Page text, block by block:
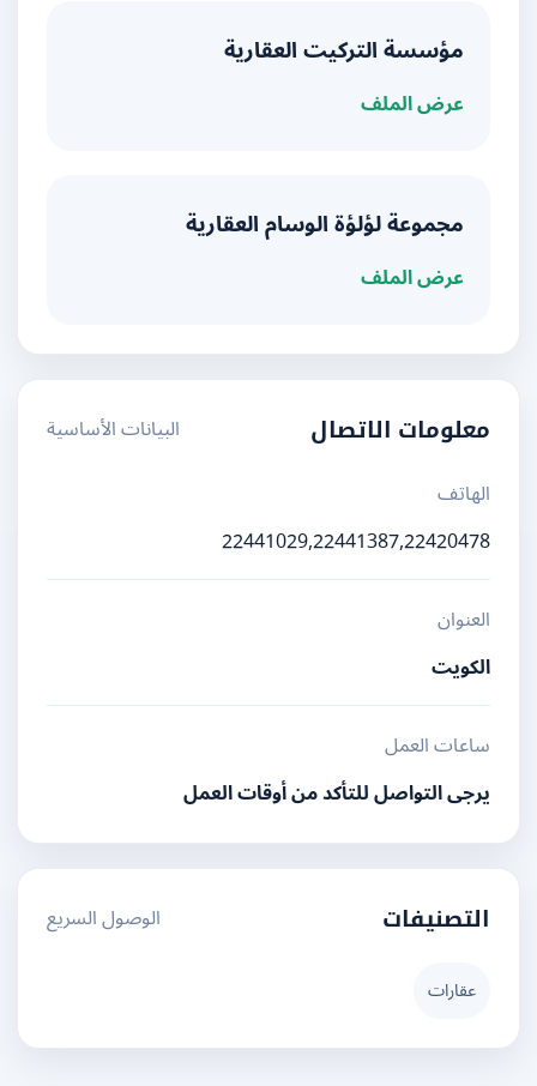
مؤسسة التركيت العقارية
عرض الملف
مجموعة لؤلؤة الوسام العقارية
عرض الملف
معلومات الاتصال
البيانات الأساسية
الهاتف
22441029,22441387,22420478
العنوان
الكويت
ساعات العمل
يرجى التواصل للتأكد من أوقات العمل
التصنيفات الوصول السريع
عقارات